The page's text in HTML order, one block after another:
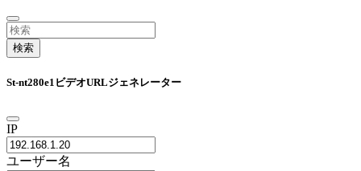
検索
St-nt280e1ビデオURLジェネレーター
IP
ユーザー名